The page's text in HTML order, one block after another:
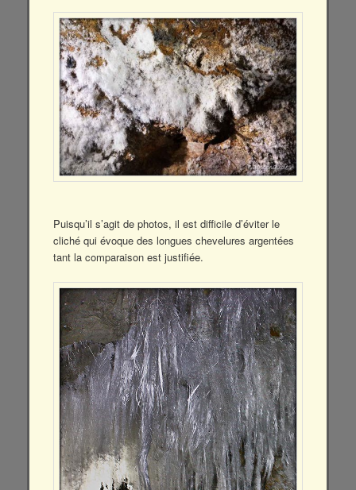
Puisqu’il s’agit de photos, il est difficile d’éviter le
cliché qui évoque des longues chevelures argentées
tant la comparaison est justifiée.